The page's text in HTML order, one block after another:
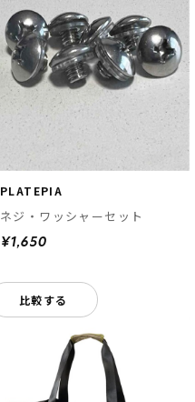
PLATEPIA
ネジ・ワッシャーセット
¥1,650
比較する